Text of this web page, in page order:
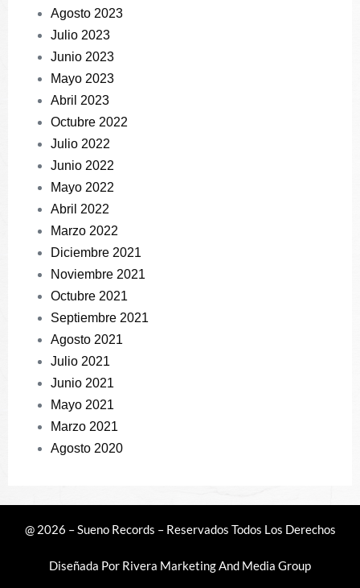
Agosto 2023
Julio 2023
Junio 2023
Mayo 2023
Abril 2023
Octubre 2022
Julio 2022
Junio 2022
Mayo 2022
Abril 2022
Marzo 2022
Diciembre 2021
Noviembre 2021
Octubre 2021
Septiembre 2021
Agosto 2021
Julio 2021
Junio 2021
Mayo 2021
Marzo 2021
Agosto 2020
@ 2026 – Sueno Records – Reservados Todos Los Derechos
Diseñada Por Rivera Marketing And Media Group